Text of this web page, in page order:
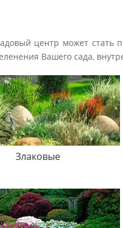
центр может стать
Вашего сада,
Злаковые